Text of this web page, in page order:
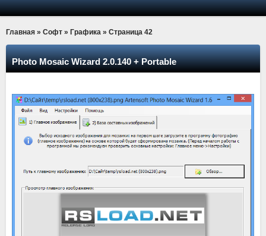
Главная » Софт » Графика » Страница 42
Photo Mosaic Wizard 2.0.140 + Portable